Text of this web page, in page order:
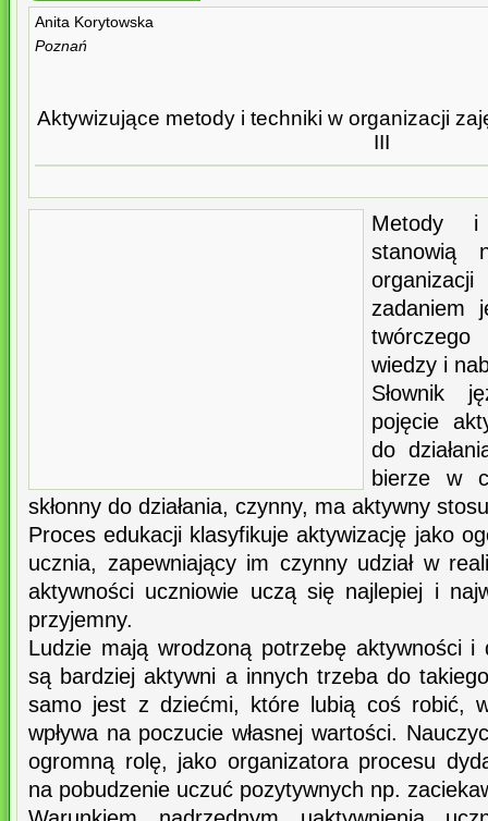
Anita Korytowska
Poznań
Aktywizujące metody i techniki w organizacji
III
Metody i
stanowią
zadaniem
wiedzy i
Słownik
pojęcie
do
bierze w
skłonny do działania, czynny, ma aktywny
Proces edukacji klasyfikuje aktywizację jako
ucznia, zapewniający im czynny udział w
aktywności uczniowie uczą się najlepiej i
przyjemny.
Ludzie mają wrodzoną potrzebę aktywności i
są bardziej aktywni a innych trzeba do
samo jest z dziećmi, które lubią coś robić,
wpływa na poczucie własnej wartości.
ogromną rolę, jako organizatora procesu
na pobudzenie uczuć pozytywnych np.